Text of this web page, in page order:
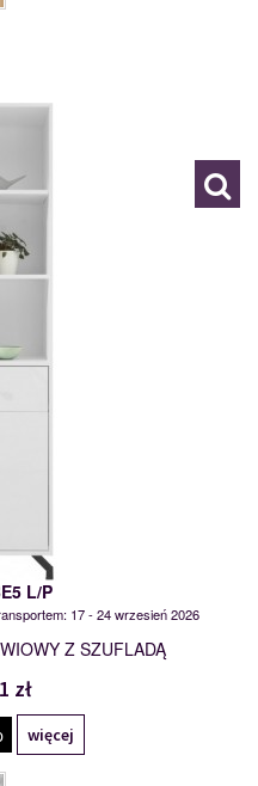
L/P
17 - 24 wrzesień 2026
Z SZUFLADĄ
zł
więcej